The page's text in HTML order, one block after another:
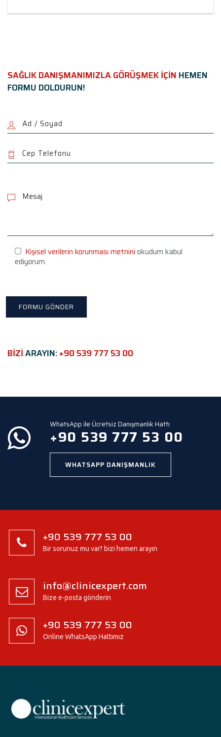
SAĞLIK DANIŞMANIMIZLA GÖRÜŞMEK İÇİN HEMEN
FORMU DOLDURUN!
l
e
h
s
e
l
p
Kişisel verilerin korunması metnini okudum kabul
ediyorum.
BİZİARAYIN:+90 539 777 53 00
WhatsApp ile Ücretsiz Danışmanlık Hattı
+90 539 777 53 00
WHATSAPP DANIŞMANLIK
+90 539 777 53 00
Bir sorunuz mu var? bizi hemen arayın
info@clinicexpert.com
Bize e-posta gönderin
+90 539 777 53 00
Online WhatsApp Hattımız